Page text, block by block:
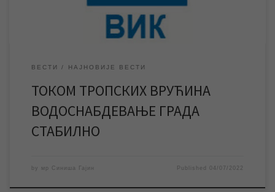
ВЕСТИ НАЈНОВИЈЕ ВЕСТИ
ТОКОМ ТРОПСКИХ ВРУЋИНА
ВОДОСНАБДЕВАЊЕ ГРАДА
СТАБИЛНО
by мр Синиша Гајин Published 04/07/2022